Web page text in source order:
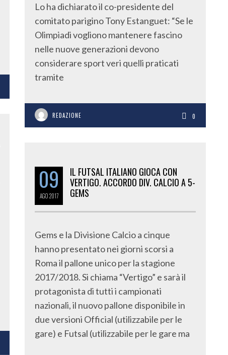
Lo ha dichiarato il co-presidente del
comitato parigino Tony Estanguet: “Se le
Olimpiadi vogliono mantenere fascino
nelle nuove generazioni devono
considerare sport veri quelli praticati
tramite
REDAZIONE 0
09
AGO2017
IL FUTSAL ITALIANO GIOCA CON
VERTIGO. ACCORDO DIV. CALCIO A 5-
GEMS
Gems e la Divisione Calcio a cinque
hanno presentato nei giorni scorsi a
Roma il pallone unico per la stagione
2017/2018. Si chiama “Vertigo” e sarà il
protagonista di tutti i campionati
nazionali, il nuovo pallone disponibile in
due versioni Official (utilizzabile per le
gare) e Futsal (utilizzabile per le gare ma